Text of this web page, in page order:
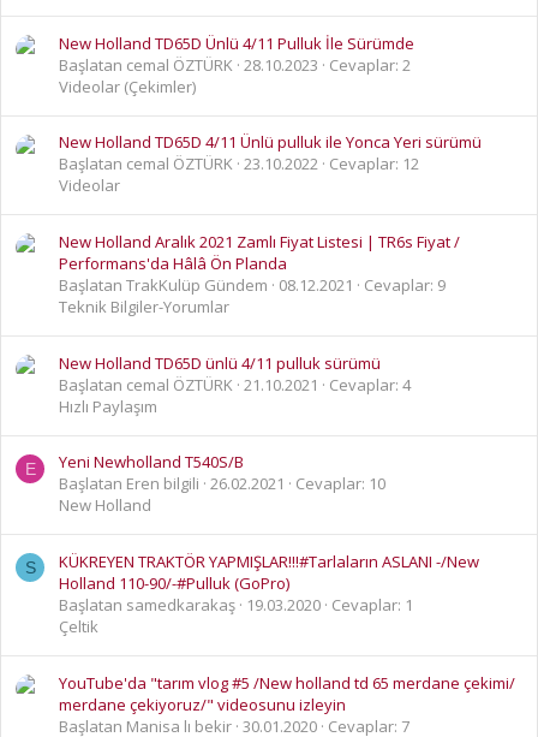
New Holland TD65D Ünlü 4/11 Pulluk İle Sürümde
Başlatan cemal ÖZTÜRK 28.10.2023
Cevaplar: 2
Videolar (Çekimler)
New Holland TD65D 4/11 Ünlü pulluk ile Yonca Yeri sürümü
Başlatan cemal ÖZTÜRK 23.10.2022 Cevaplar: 12
Videolar
New Holland Aralık 2021 Zamlı Fiyat Listesi | TR6s Fiyat /
Performans'da Hâlâ Ön Planda
Başlatan TrakKulüp Gündem
08.12.2021
Cevaplar: 9
Teknik Bilgiler-Yorumlar
New Holland TD65D ünlü 4/11 pulluk sürümü
Başlatan cemal ÖZTÜRK 21.10.2021
Cevaplar: 4
Hızlı Paylaşım
E
Yeni Newholland T540S/B
Başlatan Eren bilgili 26.02.2021
Cevaplar: 10
New Holland
S
KÜKREYEN TRAKTÖR YAPMIŞLAR!!!#Tarlaların ASLANI -/New
Holland 110-90/-#Pulluk (GoPro)
Başlatan samedkarakaş
19.03.2020 Cevaplar: 1
Çeltik
YouTube'da "tarım vlog #5 /New holland td 65 merdane çekimi/
merdane çekiyoruz/" videosunu izleyin
Başlatan Manisa lı bekir 30.01.2020 Cevaplar: 7